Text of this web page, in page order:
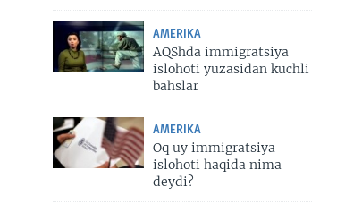
AMERIKA
AQShda immigratsiya
islohoti yuzasidan kuchli
bahslar
AMERIKA
Oq uy immigratsiya
islohoti haqida nima
deydi?